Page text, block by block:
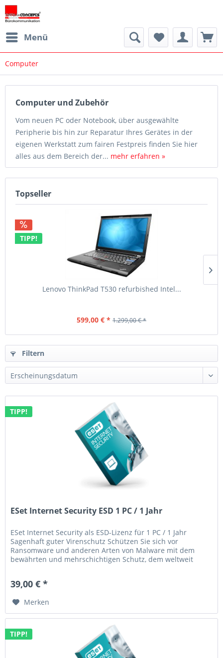
Menü
Computer
Computer und Zubehör
Vom neuen PC oder Notebook, über ausgewählte
Peripherie bis hin zur Reparatur Ihres Gerätes in der
eigenen Werkstatt zum fairen Festpreis finden Sie hier
alles aus dem Bereich der... mehr erfahren »
Topseller
TIPP!
Lenovo ThinkPad T530 refurbished Intel...
599,00 € * 1.299,00 € *
Filtern
TIPP!
ESet Internet Security ESD 1 PC / 1 Jahr
ESet Internet Security als ESD-Lizenz für 1 PC / 1 Jahr
Sagenhaft guter Virenschutz Schützen Sie sich vor
Ransomware und anderen Arten von Malware mit dem
bewährten und mehrschichtigen Schutz, dem weltweit
39,00 € *
Merken
TIPP!